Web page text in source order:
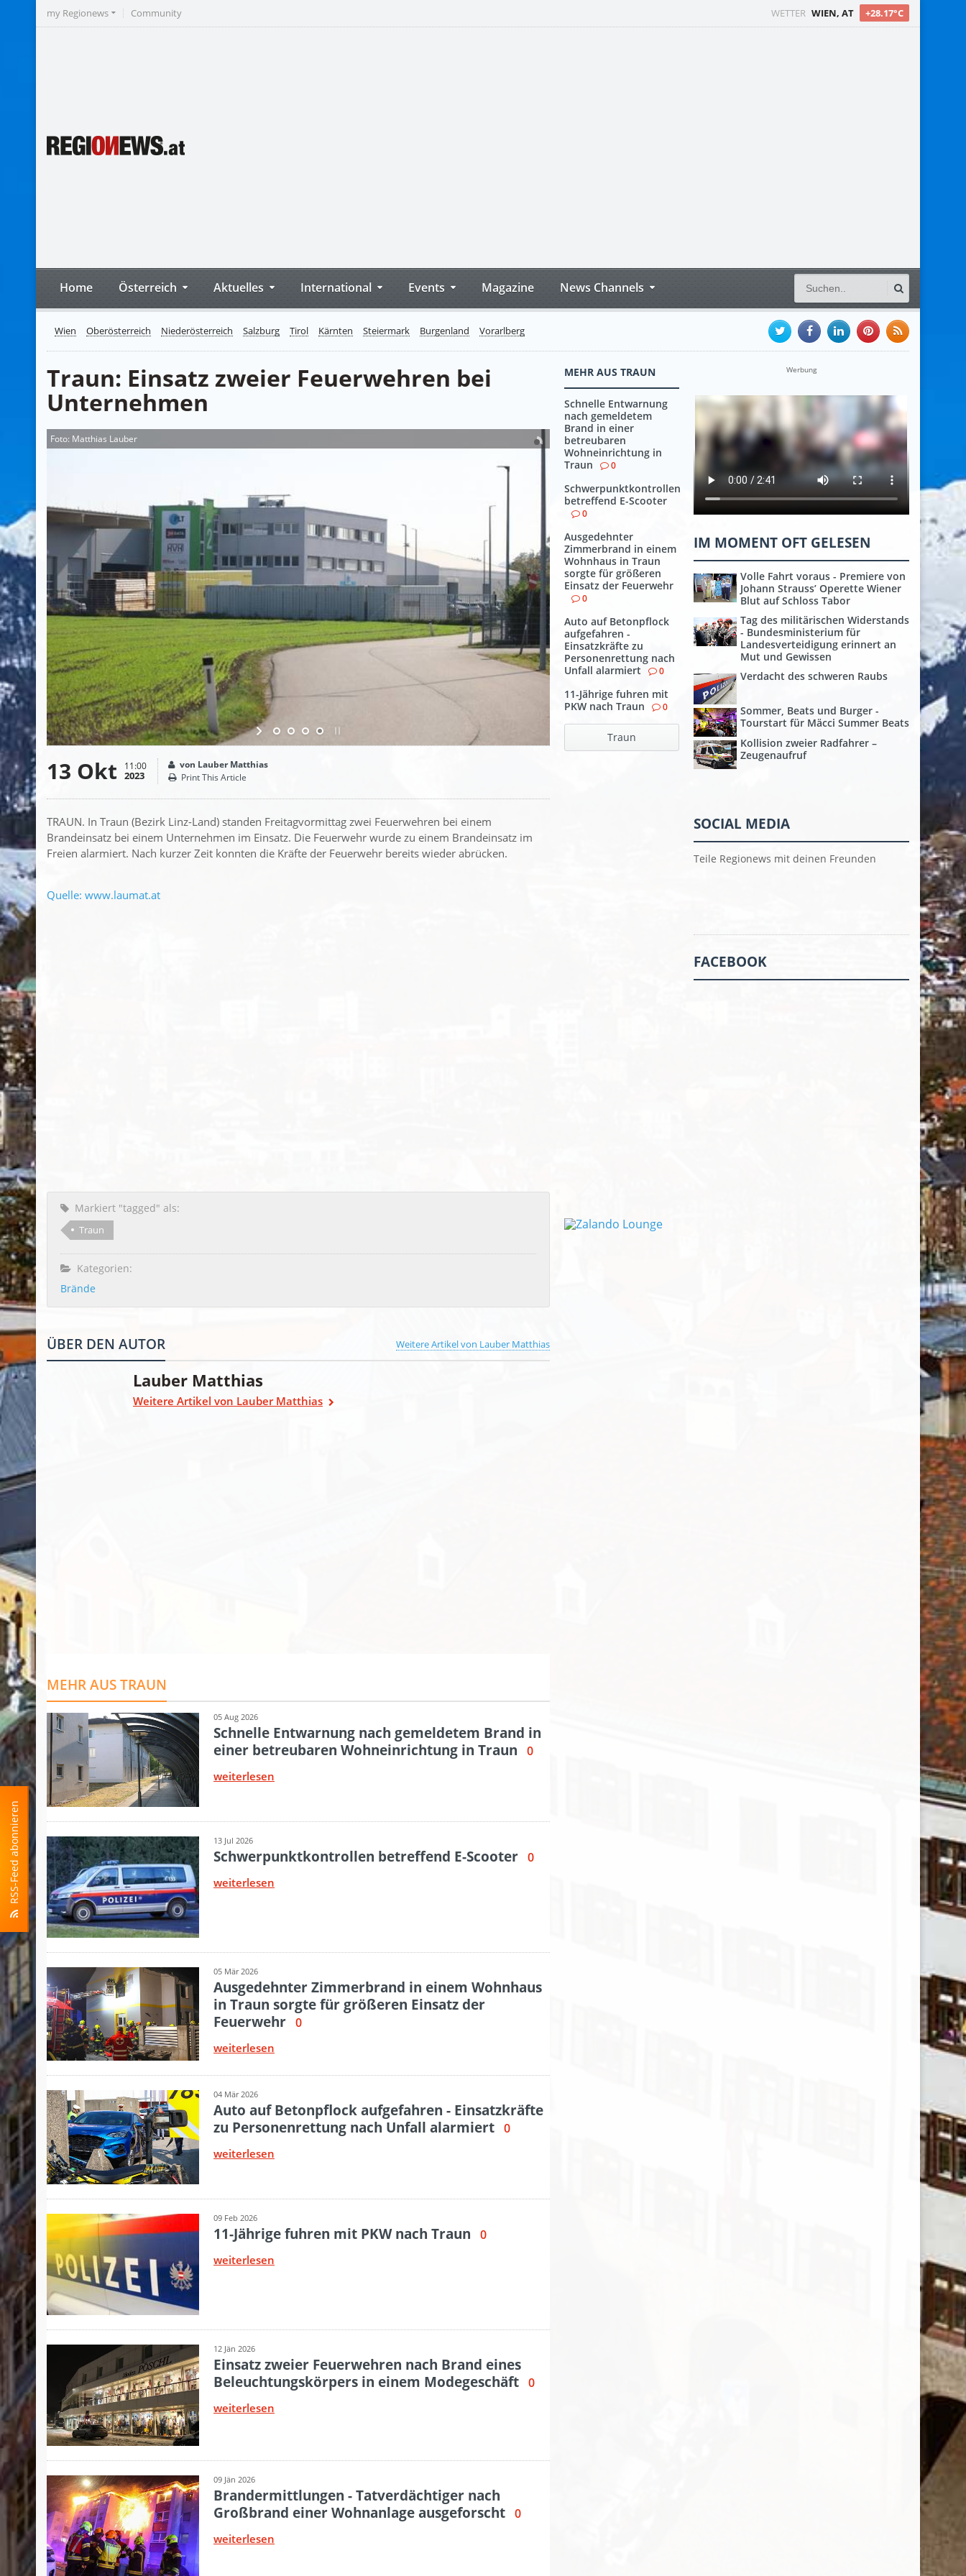
RSS-Feed abonnieren
WETTER WIEN, AT +28.17°C
my Regionews Community
Home Österreich Aktuelles International Events Magazine News Channels
Wien Oberösterreich Niederösterreich Salzburg Tirol Kärnten Steiermark Burgenland Vorarlberg
Traun: Einsatz zweier Feuerwehren bei
Unternehmen
Foto: Matthias Lauber
13 Okt 11:00
2023
von Lauber Matthias
Print This Article
TRAUN. In Traun (Bezirk Linz-Land) standen Freitagvormittag zwei Feuerwehren bei einem
Brandeinsatz bei einem Unternehmen im Einsatz. Die Feuerwehr wurde zu einem Brandeinsatz im
Freien alarmiert. Nach kurzer Zeit konnten die Kräfte der Feuerwehr bereits wieder abrücken.
Quelle: www.laumat.at
Markiert "tagged" als:
Traun
Kategorien:
Brände
Weitere Artikel von Lauber Matthias
ÜBER DEN AUTOR
Lauber Matthias
Weitere Artikel von Lauber Matthias
MEHR AUS TRAUN
Schnelle Entwarnung
nach gemeldetem
Brand in einer
betreubaren
Wohneinrichtung in
Traun
0
Schwerpunktkontrollen
betreffend E-Scooter
0
Ausgedehnter
Zimmerbrand in einem
Wohnhaus in Traun
sorgte für größeren
Einsatz der Feuerwehr
0
Auto auf Betonpflock
aufgefahren -
Einsatzkräfte zu
Personenrettung nach
Unfall alarmiert
0
11-Jährige fuhren mit
PKW nach Traun
0
Traun
Werbung
IM MOMENT OFT GELESEN
Volle Fahrt voraus - Premiere von
Johann Strauss’ Operette Wiener
Blut auf Schloss Tabor
Tag des militärischen Widerstands
- Bundesministerium für
Landesverteidigung erinnert an
Mut und Gewissen
Verdacht des schweren Raubs
Sommer, Beats und Burger -
Tourstart für Mäcci Summer Beats
Kollision zweier Radfahrer –
Zeugenaufruf
SOCIAL MEDIA
Teile Regionews mit deinen Freunden
FACEBOOK